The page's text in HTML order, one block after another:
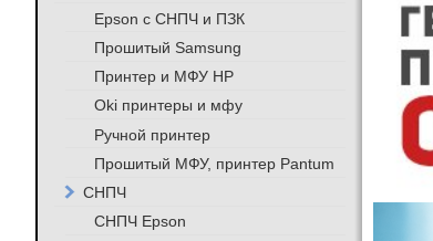
Epson с СНПЧ и ПЗК
Прошитый Samsung
Принтер и МФУ HP
Oki принтеры и мфу
Ручной принтер
Прошитый МФУ, принтер Pantum
СНПЧ
СНПЧ Epson